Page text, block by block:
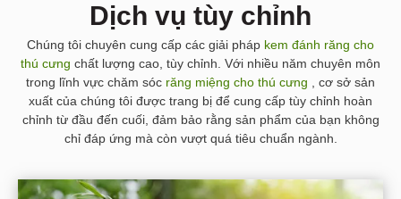
Dịch vụ tùy chỉnh
Chúng tôi chuyên cung cấp các giải pháp kem đánh răng cho
thú cưng chất lượng cao, tùy chỉnh. Với nhiều năm chuyên môn
trong lĩnh vực chăm sóc răng miệng cho thú cưng , cơ sở sản
xuất của chúng tôi được trang bị để cung cấp tùy chỉnh hoàn
chỉnh từ đầu đến cuối, đảm bảo rằng sản phẩm của bạn không
chỉ đáp ứng mà còn vượt quá tiêu chuẩn ngành.